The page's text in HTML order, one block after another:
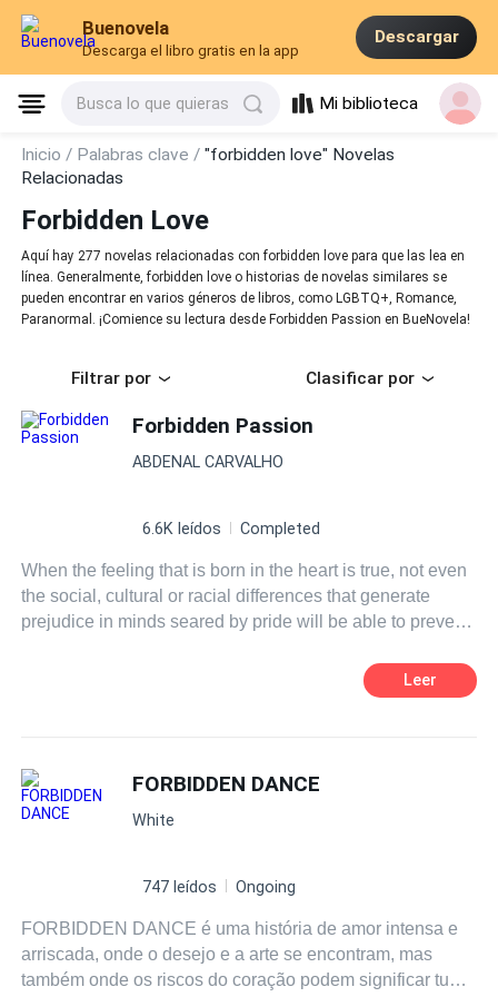
Buenovela
Descarga el libro gratis en la app
Descargar
Busca lo que quieras Mi biblioteca
Inicio / Palabras clave /"forbidden love" Novelas
Relacionadas
Forbidden Love
Aquí hay 277 novelas relacionadas con forbidden love para que las lea en
línea. Generalmente, forbidden love o historias de novelas similares se
pueden encontrar en varios géneros de libros, como LGBTQ+, Romance,
Paranormal. ¡Comience su lectura desde Forbidden Passion en BueNovela!
Filtrar por Clasificar por
Forbidden Passion
ABDENAL CARVALHO
6.6K leídos Completed
When the feeling that is born in the heart is true, not even
the social, cultural or racial differences that generate
prejudice in minds seared by pride will be able to prevent
FORBIDDEN is a fictional story that allows the reader to
understand the power of two hearts that love each other
Leer
FORBIDDEN DANCE
White
747 leídos Ongoing
FORBIDDEN DANCE é uma história de amor intensa e
arriscada, onde o desejo e a arte se encontram, mas
também onde os riscos do coração podem significar tudo